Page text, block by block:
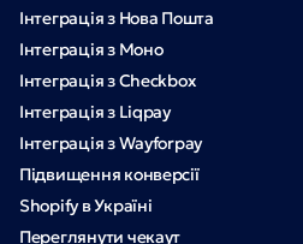
Інтеграція з Нова Пошта
Інтеграція з Моно
Інтеграція з Checkbox
Інтеграція з Liqpay
Інтеграція з Wayforpay
Підвищення конверсії
Shopify в Україні
Переглянути чекаут